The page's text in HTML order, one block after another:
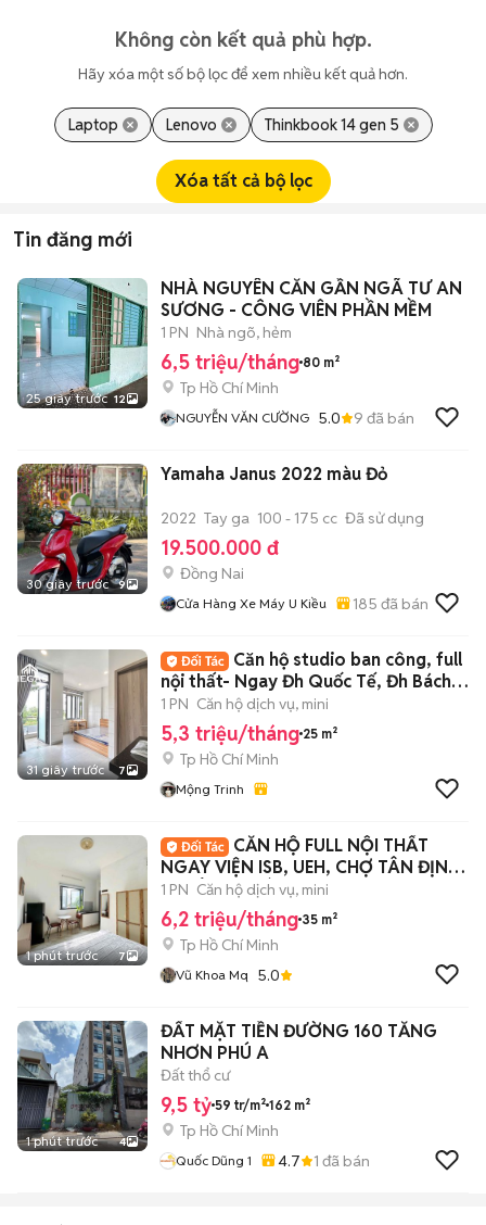
Không còn kết quả phù hợp.
Hãy xóa một số bộ lọc để xem nhiều kết quả hơn.
Laptop Lenovo Thinkbook 14 gen 5
Xóa tất cả bộ lọc
Tin đăng mới
25 giây trước 12
NHÀ NGUYÊN CĂN GẦN NGÃ TƯ AN
SƯƠNG - CÔNG VIÊN PHẦN MỀM
1 PN Nhà ngõ, hẻm
6,5 triệu/tháng 80 m²
Tp Hồ Chí Minh
NGUYỄN VĂN CƯỜNG 5.0 9 đã bán
30 giây trước 9
Yamaha Janus 2022 màu Đỏ
2022 Tay ga 100 - 175 cc Đã sử dụng
19.500.000 đ
Đồng Nai
Cửa Hàng Xe Máy U Kiều 185 đã bán
31 giây trước 7
Căn hộ studio ban công, full
nội thất- Ngay Đh Quốc Tế, Đh Bách
Khoa
1 PN Căn hộ dịch vụ, mini
5,3 triệu/tháng 25 m²
Tp Hồ Chí Minh
Mộng Trinh
1 phút trước 7
CĂN HỘ FULL NỘI THẤT
NGAY VIỆN ISB, UEH, CHỢ TÂN ĐỊNH,
CV LÊ VĂN TÁM
1 PN Căn hộ dịch vụ, mini
6,2 triệu/tháng 35 m²
Tp Hồ Chí Minh
Vũ Khoa Mq 5.0
1 phút trước 4
ĐẤT MẶT TIỀN ĐƯỜNG 160 TĂNG
NHƠN PHÚ A
Đất thổ cư
9,5 tỷ 59 tr/m² 162 m²
Tp Hồ Chí Minh
Quốc Dũng 1 4.7 1 đã bán